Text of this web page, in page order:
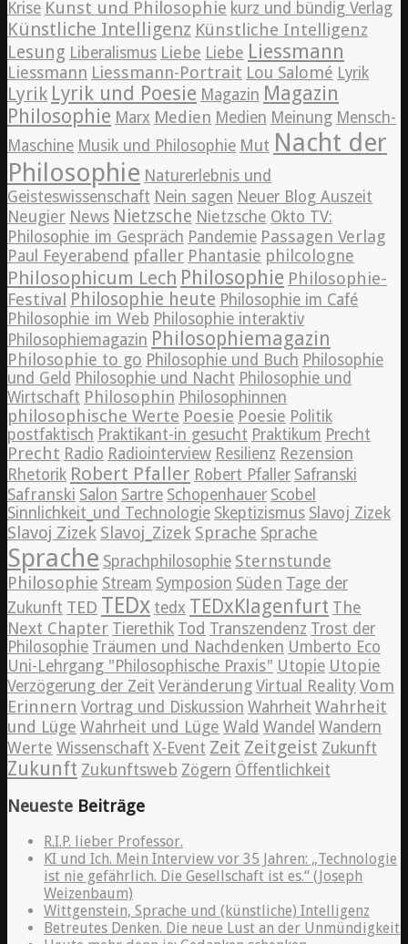
Krise Kunst und Philosophie kurz und bündig Verlag
Künstliche Intelligenz Künstliche Intelligenz
Lesung Liberalismus Liebe Liebe Liessmann
Liessmann Liessmann-Portrait Lou Salomé Lyrik
Lyrik Lyrik und Poesie Magazin Magazin
Philosophie Marx Medien Medien Meinung Mensch-
Maschine Musik und Philosophie Mut Nacht der
Philosophie Naturerlebnis und
Geisteswissenschaft Nein sagen Neuer Blog Auszeit
Neugier News Nietzsche Nietzsche Okto TV:
Philosophie im Gespräch Pandemie Passagen Verlag
Paul Feyerabend pfaller Phantasie philcologne
Philosophicum Lech Philosophie Philosophie-
Festival Philosophie heute Philosophie im Café
Philosophie im Web Philosophie interaktiv
Philosophiemagazin Philosophiemagazin
Philosophie to go Philosophie und Buch Philosophie
und Geld Philosophie und Nacht Philosophie und
Wirtschaft Philosophin Philosophinnen
philosophische Werte Poesie Poesie Politik
postfaktisch Praktikant-in gesucht Praktikum Precht
Precht Radio Radiointerview Resilienz Rezension
Rhetorik Robert Pfaller Robert Pfaller Safranski
Safranski Salon Sartre Schopenhauer Scobel
Sinnlichkeit_und Technologie Skeptizismus Slavoj Zizek
Slavoj Zizek Slavoj_Zizek Sprache Sprache
Sprache Sprachphilosophie Sternstunde
Philosophie Stream Symposion Süden Tage der
Zukunft TED TEDx tedx TEDxKlagenfurt The
Next Chapter Tierethik Tod Transzendenz Trost der
Philosophie Träumen und Nachdenken Umberto Eco
Uni-Lehrgang "Philosophische Praxis" Utopie Utopie
Verzögerung der Zeit Veränderung Virtual Reality Vom
Erinnern Vortrag und Diskussion Wahrheit Wahrheit
und Lüge Wahrheit und Lüge Wald Wandel Wandern
Werte Wissenschaft X-Event Zeit Zeitgeist Zukunft
Zukunft Zukunftsweb Zögern Öffentlichkeit
Neueste Beiträge
R.I.P. lieber Professor.
KI und Ich. Mein Interview vor 35 Jahren: „Technologie
ist nie gefährlich. Die Gesellschaft ist es.“ (Joseph
Weizenbaum)
Wittgenstein, Sprache und (künstliche) Intelligenz
Betreutes Denken. Die neue Lust an der Unmündigkeit